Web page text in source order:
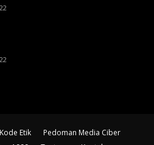
Kode Etik
Pedoman Media Ciber